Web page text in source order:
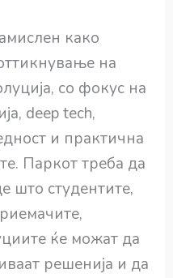
како
на
со фокус на
deep tech,
и практична
Паркот треба да
што студентите,
ќе можат да
решенија и да